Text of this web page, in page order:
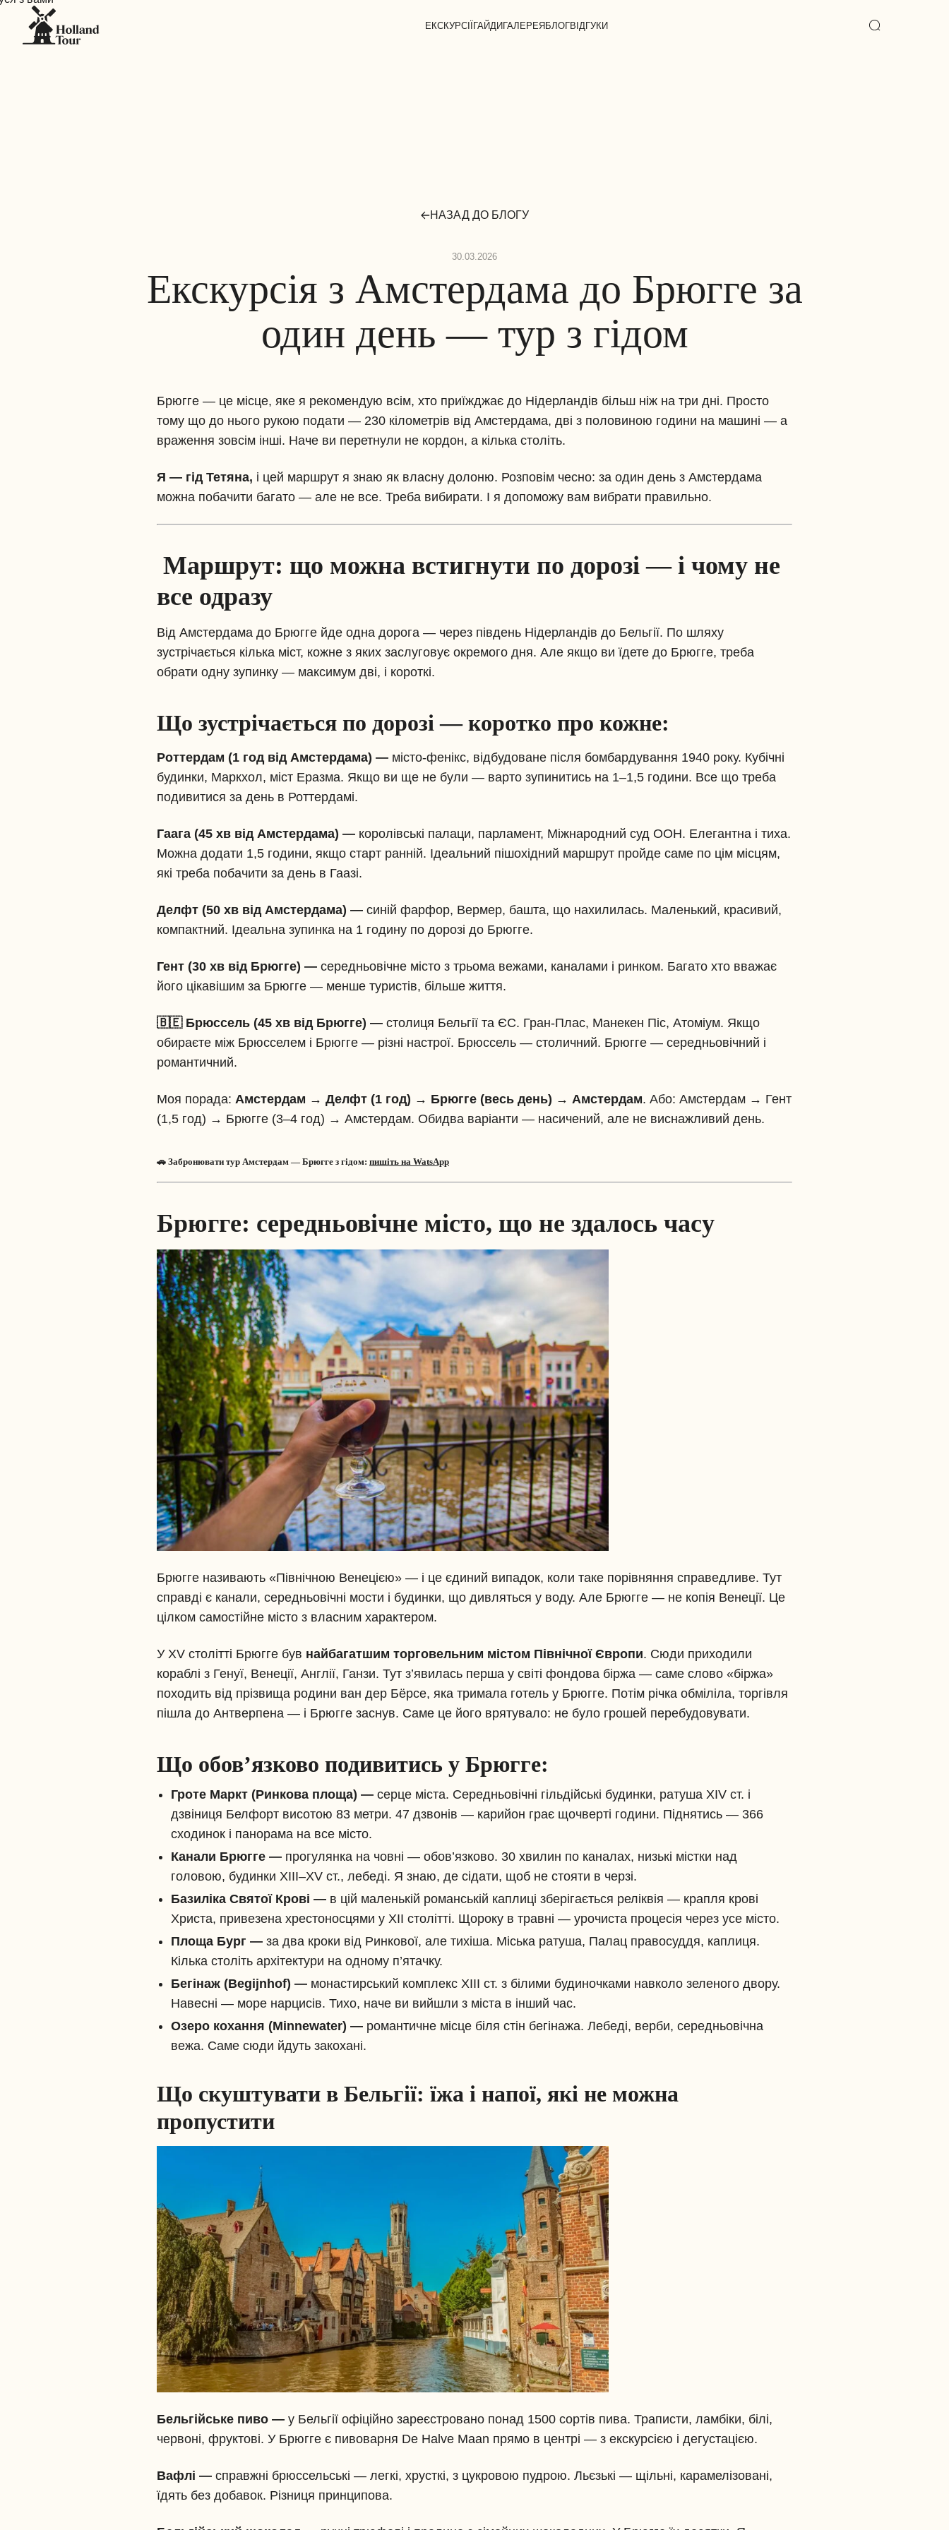
ЕКСКУРСІЇГАЙДИГАЛЕРЕЯБЛОГВІДГУКИ
НАЗАД ДО БЛОГУ
30.03.2026
Екскурсія з Амстердама до Брюгге за
один день — тур з гідом
Брюгге — це місце, яке я рекомендую всім, хто приїжджає до Нідерландів більш ніж на три дні. Просто
тому що до нього рукою подати — 230 кілометрів від Амстердама, дві з половиною години на машині — а
враження зовсім інші. Наче ви перетнули не кордон, а кілька століть.
Я — гід Тетяна, і цей маршрут я знаю як власну долоню. Розповім чесно: за один день з Амстердама
можна побачити багато — але не все. Треба вибирати. І я допоможу вам вибрати правильно.
Маршрут: що можна встигнути по дорозі — і чому не
все одразу
Від Амстердама до Брюгге йде одна дорога — через південь Нідерландів до Бельгії. По шляху
зустрічається кілька міст, кожне з яких заслуговує окремого дня. Але якщо ви їдете до Брюгге, треба
обрати одну зупинку — максимум дві, і короткі.
Що зустрічається по дорозі — коротко про кожне:
Роттердам (1 год від Амстердама) — місто-фенікс, відбудоване після бомбардування 1940 року. Кубічні
будинки, Маркхол, міст Еразма. Якщо ви ще не були — варто зупинитись на 1–1,5 години. Все що треба
подивитися за день в Роттердамі.
Гаага (45 хв від Амстердама) — королівські палаци, парламент, Міжнародний суд ООН. Елегантна і тиха.
Можна додати 1,5 години, якщо старт ранній. Ідеальний пішохідний маршрут пройде саме по цім місцям,
які треба побачити за день в Гаазі.
Делфт (50 хв від Амстердама) — синій фарфор, Вермер, башта, що нахилилась. Маленький, красивий,
компактний. Ідеальна зупинка на 1 годину по дорозі до Брюгге.
Гент (30 хв від Брюгге) — середньовічне місто з трьома вежами, каналами і ринком. Багато хто вважає
його цікавішим за Брюгге — менше туристів, більше життя.
🇧🇪 Брюссель (45 хв від Брюгге) — столиця Бельгії та ЄС. Гран-Плас, Манекен Піс, Атоміум. Якщо
обираєте між Брюсселем і Брюгге — різні настрої. Брюссель — столичний. Брюгге — середньовічний і
романтичний.
Моя порада: Амстердам → Делфт (1 год) → Брюгге (весь день) → Амстердам. Або: Амстердам → Гент
(1,5 год) → Брюгге (3–4 год) → Амстердам. Обидва варіанти — насичений, але не виснажливий день.
🚗 Забронювати тур Амстердам — Брюгге з гідом: пишіть на WatsApp
Брюгге: середньовічне місто, що не здалось часу
Брюгге називають «Північною Венецією» — і це єдиний випадок, коли таке порівняння справедливе. Тут
справді є канали, середньовічні мости і будинки, що дивляться у воду. Але Брюгге — не копія Венеції. Це
цілком самостійне місто з власним характером.
У XV столітті Брюгге був найбагатшим торговельним містом Північної Європи. Сюди приходили
кораблі з Генуї, Венеції, Англії, Ганзи. Тут з’явилась перша у світі фондова біржа — саме слово «біржа»
походить від прізвища родини ван дер Бёрсе, яка тримала готель у Брюгге. Потім річка обміліла, торгівля
пішла до Антверпена — і Брюгге заснув. Саме це його врятувало: не було грошей перебудовувати.
Що обов’язково подивитись у Брюгге:
Гроте Маркт (Ринкова площа) — серце міста. Середньовічні гільдійські будинки, ратуша XIV ст. і
дзвіниця Белфорт висотою 83 метри. 47 дзвонів — карийон грає щочверті години. Піднятись — 366
сходинок і панорама на все місто.
Канали Брюгге — прогулянка на човні — обов’язково. 30 хвилин по каналах, низькі містки над
головою, будинки XIII–XV ст., лебеді. Я знаю, де сідати, щоб не стояти в черзі.
Базиліка Святої Крові — в цій маленькій романській каплиці зберігається реліквія — крапля крові
Христа, привезена хрестоносцями у XII столітті. Щороку в травні — урочиста процесія через усе місто.
Площа Бург — за два кроки від Ринкової, але тихіша. Міська ратуша, Палац правосуддя, каплиця.
Кілька століть архітектури на одному п’ятачку.
Бегінаж (Begijnhof) — монастирський комплекс XIII ст. з білими будиночками навколо зеленого двору.
Навесні — море нарцисів. Тихо, наче ви вийшли з міста в інший час.
Озеро кохання (Minnewater) — романтичне місце біля стін бегінажа. Лебеді, верби, середньовічна
вежа. Саме сюди йдуть закохані.
Що скуштувати в Бельгії: їжа і напої, які не можна
пропустити
Бельгійське пиво — у Бельгії офіційно зареєстровано понад 1500 сортів пива. Траписти, ламбіки, білі,
червоні, фруктові. У Брюгге є пивоварня De Halve Maan прямо в центрі — з екскурсією і дегустацією.
Вафлі — справжні брюссельські — легкі, хрусткі, з цукровою пудрою. Льєзькі — щільні, карамелізовані,
їдять без добавок. Різниця принципова.